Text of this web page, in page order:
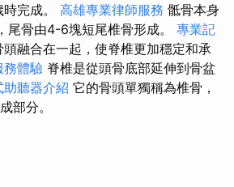
時完成。 高雄專業律師服務 骶骨本身
尾骨由4-6塊短尾椎骨形成。 專業記
頭融合在一起，使脊椎更加穩定和承
務體驗 脊椎是從頭骨底部延伸到骨盆
助聽器介紹 它的骨頭單獨稱為椎骨，
部分。